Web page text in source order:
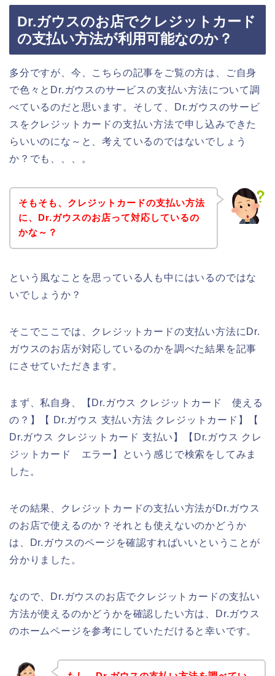
Dr.ガウスのお店でクレジットカード
の支払い方法が利用可能なのか？
多分ですが、今、こちらの記事をご覧の方は、ご自身
で色々とDr.ガウスのサービスの支払い方法について調
べているのだと思います。そして、Dr.ガウスのサービ
スをクレジットカードの支払い方法で申し込みできた
らいいのにな～と、考えているのではないでしょう
か？でも、、、。
そもそも、クレジットカードの支払い方法
に、Dr.ガウスのお店って対応しているの
かな～？
という風なことを思っている人も中にはいるのではな
いでしょうか？
そこでここでは、クレジットカードの支払い方法にDr.
ガウスのお店が対応しているのかを調べた結果を記事
にさせていただきます。
まず、私自身、【Dr.ガウス クレジットカード 使える
の？】【 Dr.ガウス 支払い方法 クレジットカード】【
Dr.ガウス クレジットカード 支払い】【Dr.ガウス クレ
ジットカード エラー】という感じで検索をしてみま
した。
その結果、クレジットカードの支払い方法がDr.ガウス
のお店で使えるのか？それとも使えないのかどうか
は、Dr.ガウスのページを確認すればいいということが
分かりました。
なので、Dr.ガウスのお店でクレジットカードの支払い
方法が使えるのかどうかを確認したい方は、Dr.ガウス
のホームページを参考にしていただけると幸いです。